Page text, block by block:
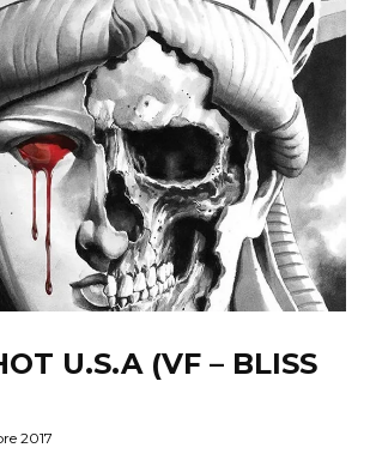
U.S.A (VF – BLISS
2017